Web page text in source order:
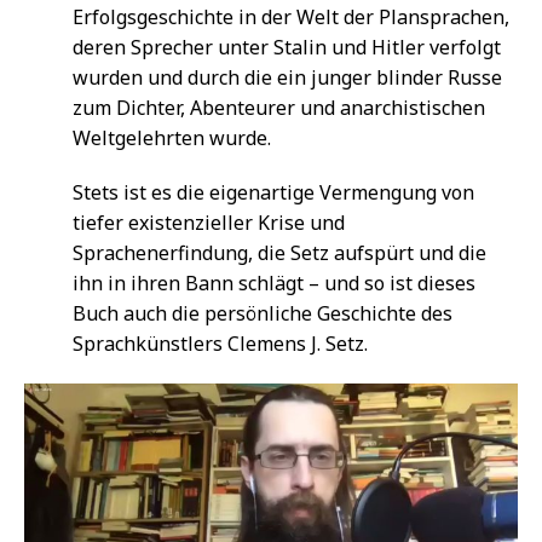
Erfolgsgeschichte in der Welt der Plansprachen,
deren Sprecher unter Stalin und Hitler verfolgt
wurden und durch die ein junger blinder Russe
zum Dichter, Abenteurer und anarchistischen
Weltgelehrten wurde.
Stets ist es die eigenartige Vermengung von
tiefer existenzieller Krise und
Sprachenerfindung, die Setz aufspürt und die
ihn in ihren Bann schlägt – und so ist dieses
Buch auch die persönliche Geschichte des
Sprachkünstlers Clemens J. Setz.